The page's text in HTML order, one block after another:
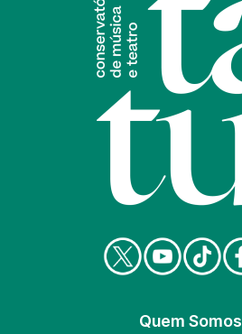
Quem Somos